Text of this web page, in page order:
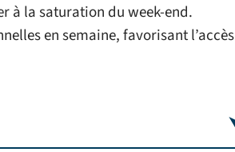
à la saturation du week-end.
en semaine, favorisant l’accès